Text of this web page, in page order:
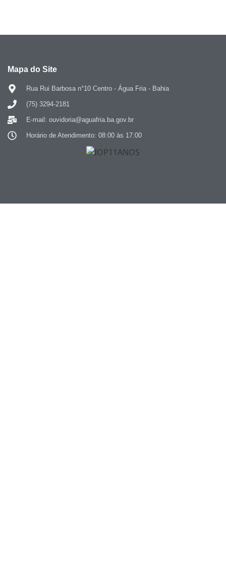
Mapa do Site
Rua Rui Barbosa n°10 Centro - Água Fria - Bahia
(75) 3294-2181
E-mail: ouvidoria@aguafria.ba.gov.br
Horário de Atendimento: 08:00 às 17:00